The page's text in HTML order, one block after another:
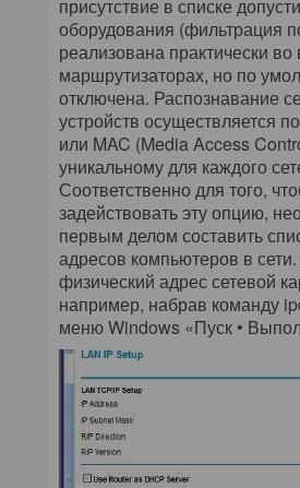
присутствие в списке
оборудования (фильтрация
реализована практически во
маршрутизаторах, но по
отключена. Распознавание
устройств осуществляется
или MAC (Media Access
уникальному для каждого
Соответственно для того,
задействовать эту опцию,
первым делом составить
адресов компьютеров в сети.
физический адрес сетевой
например, набрав команду
меню Windows «Пуск •